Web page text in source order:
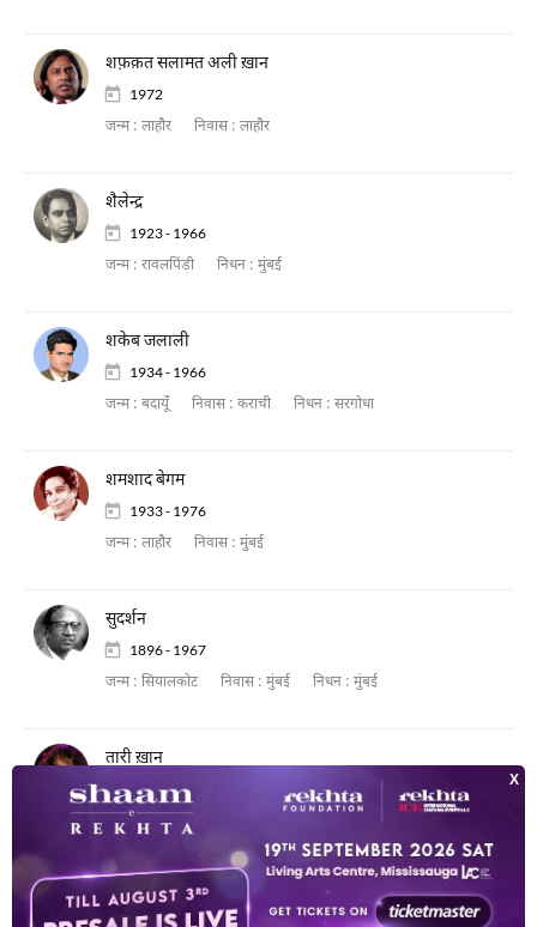
शफ़क़त सलामत अली ख़ान
1972
जन्म : लाहौर निवास : लाहौर
शैलेन्द्र
1923 - 1966
जन्म : रावलपिंडी निधन : मुंबई
शकेब जलाली
1934 - 1966
जन्म : बदायूँ निवास : कराची निधन : सरगोधा
शमशाद बेगम
1933 - 1976
जन्म : लाहौर निवास : मुंबई
सुदर्शन
1896 - 1967
जन्म : सियालकोट निवास : मुंबई निधन : मुंबई
तारी ख़ान
1953
जन्म :लाहौर
उस्ताद अमानत अली ख़ान